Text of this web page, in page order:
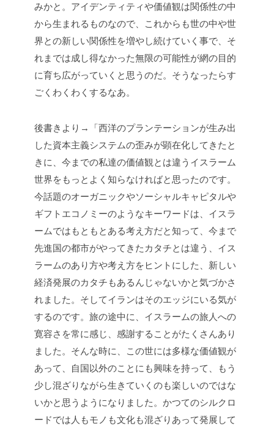
みかと。アイデンティティや価値観は関係性の中
から生まれるものなので、これからも世の中や世
界との新しい関係性を増やし続けていく事で、そ
れまでは成し得なかった無限の可能性が網の目的
に育ち広がっていくと思うのだ。そうなったらす
ごくわくわくするなあ。
後書きより→「西洋のプランテーションが生み出
した資本主義システムの歪みが顕在化してきたと
きに、今までの私達の価値観とは違うイスラーム
世界をもっとよく知らなければと思ったのです。
今話題のオーガニックやソーシャルキャピタルや
ギフトエコノミーのようなキーワードは、イスラ
ームではもともとある考え方だと知って、今まで
先進国の都市がやってきたカタチとは違う、イス
ラームのあり方や考え方をヒントにした、新しい
経済発展のカタチもあるんじゃないかと気づかさ
れました。そしてイランはそのエッジにいる気が
するのです。旅の途中に、イスラームの旅人への
寛容さを常に感じ、感謝することがたくさんあり
ました。そんな時に、この世には多様な価値観が
あって、自国以外のことにも興味を持って、もう
少し混ざりながら生きていくのも楽しいのではな
いかと思うようになりました。かつてのシルクロ
ードでは人もモノも文化も混ざりあって発展して